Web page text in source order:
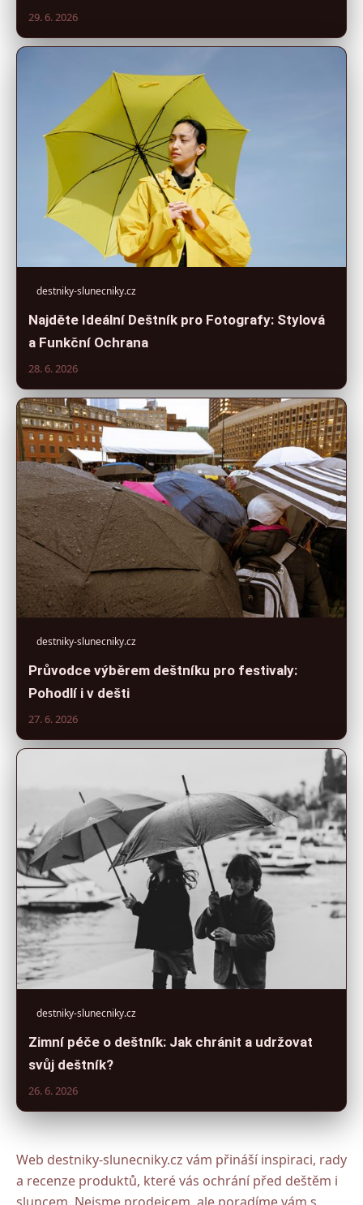
29. 6. 2026
destniky-slunecniky.cz
Najděte Ideální Deštník pro Fotografy: Stylová
a Funkční Ochrana
28. 6. 2026
destniky-slunecniky.cz
Průvodce výběrem deštníku pro festivaly:
Pohodlí i v dešti
27. 6. 2026
destniky-slunecniky.cz
Zimní péče o deštník: Jak chránit a udržovat
svůj deštník?
26. 6. 2026
Web destniky-slunecniky.cz vám přináší inspiraci, rady
a recenze produktů, které vás ochrání před deštěm i